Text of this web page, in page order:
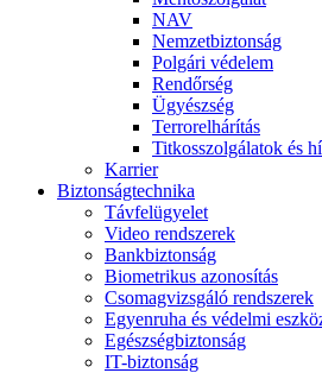
NAV
Nemzetbiztonság
Polgári védelem
Rendőrség
Ügyészség
Terrorelhárítás
Titkosszolgálatok és
Karrier
Biztonságtechnika
Távfelügyelet
Video rendszerek
Bankbiztonság
Biometrikus azonosítás
Csomagvizsgáló rendszerek
Egyenruha és védelmi
Egészségbiztonság
IT-biztonság